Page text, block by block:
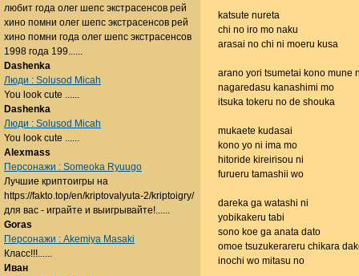
katsute nureta
chi no iro mo naku
arasai no chi ni moeru kusa
arano yori tsumetai kono mune
nagaredasu kanashimi mo
itsuka tokeru no de shouka
mukaete kudasai
kono yo ni ima mo
hitoride kireirisou ni
furueru tamashii wo
dareka ga watashi ni
yobikakeru tabi
sono koe ga anata dato
omoe tsuzukerareru chikara
inochi wo mitasu no
любит года олег шепс экстрасенсов рей
хино помни олег шепс экстрасенсов рей
хино помни года олег шепс экстрасенсов
1998 года 199......
Dashenka
Люди : Solusod Micah
You look cute ......
Dashenka
Люди : Solusod Micah
You look cute ......
Alexmass
Персонажи : Someoka Ryuugo
Лучшие криптоигры на
https://fakto.top/en/kriptovalyuta-2/kriptoigry/
для вас - играйте и выигрывайте!......
Goras
Персонажи : Akemiya Masaki
Класс!!!......
Иван